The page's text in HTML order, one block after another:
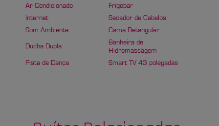
Ar Condicionado
Frigobar
Internet
Secador de Cabelos
Som Ambiente
Cama Retangular
Ducha Dupla
Banheira de
Hidromassagem
Pista de Dança
Smart TV 43 polegadas